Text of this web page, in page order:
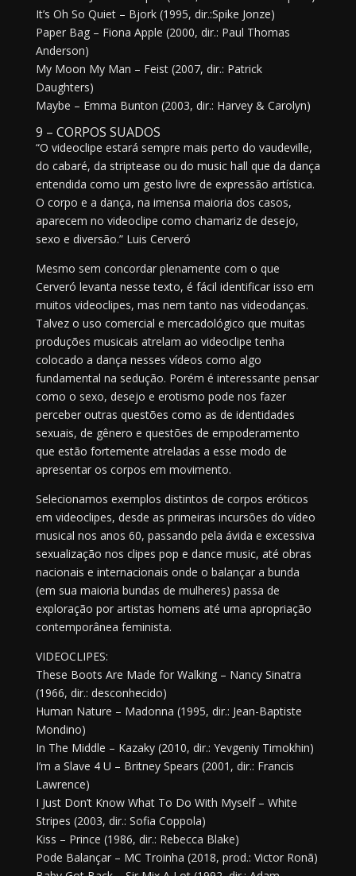
It’s Oh So Quiet – Bjork (1995, dir.:Spike Jonze)
Paper Bag – Fiona Apple (2000, dir.: Paul Thomas
Anderson)
My Moon My Man – Feist (2007, dir.: Patrick
Daughters)
Maybe – Emma Bunton (2003, dir.: Harvey & Carolyn)
9 – CORPOS SUADOS
“O videoclipe estará sempre mais perto do vaudeville,
do cabaré, da striptease ou do music hall que da dança
entendida como um gesto livre de expressão artística.
O corpo e a dança, na imensa maioria dos casos,
aparecem no videoclipe como chamariz de desejo,
sexo e diversão.” Luis Cerveró
Mesmo sem concordar plenamente com o que
Cerveró levanta nesse texto, é fácil identificar isso em
muitos videoclipes, mas nem tanto nas videodanças.
Talvez o uso comercial e mercadológico que muitas
produções musicais atrelam ao videoclipe tenha
colocado a dança nesses vídeos como algo
fundamental na sedução. Porém é interessante pensar
como o sexo, desejo e erotismo pode nos fazer
perceber outras questões como as de identidades
sexuais, de gênero e questões de empoderamento
que estão fortemente atreladas a esse modo de
apresentar os corpos em movimento.
Selecionamos exemplos distintos de corpos eróticos
em videoclipes, desde as primeiras incursões do vídeo
musical nos anos 60, passando pela ávida e excessiva
sexualização nos clipes pop e dance music, até obras
nacionais e internacionais onde o balançar a bunda
(em sua maioria bundas de mulheres) passa de
exploração por artistas homens até uma apropriação
contemporânea feminista.
VIDEOCLIPES:
These Boots Are Made for Walking – Nancy Sinatra
(1966, dir.: desconhecido)
Human Nature – Madonna (1995, dir.: Jean-Baptiste
Mondino)
In The Middle – Kazaky (2010, dir.: Yevgeniy Timokhin)
I’m a Slave 4 U – Britney Spears (2001, dir.: Francis
Lawrence)
I Just Don’t Know What To Do With Myself – White
Stripes (2003, dir.: Sofia Coppola)
Kiss – Prince (1986, dir.: Rebecca Blake)
Pode Balançar – MC Troinha (2018, prod.: Victor Ronã)